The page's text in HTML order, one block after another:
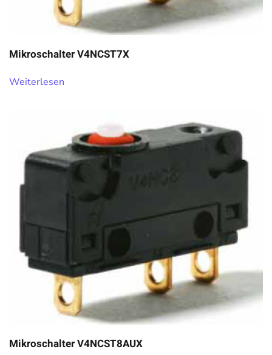
Mikroschalter V4NCST7X
Weiterlesen
Mikroschalter V4NCST8AUX